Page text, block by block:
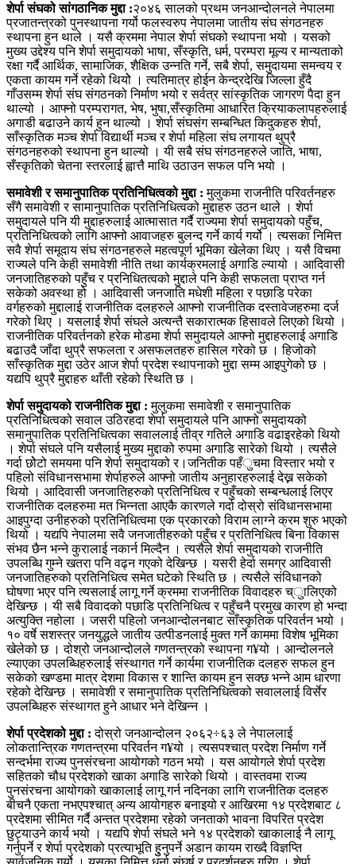
शेर्पा संघको सांगठानिक मुद्दा :२०४६ सालको प्रथम जनआन्दोलनले नेपालमा
प्रजातन्त्रको पुनस्थापना गर्यो फलस्वरुप नेपालमा जातीय संघ संगठनहरु
स्थापना हुन थाले । यसै क्रममा नेपाल शेर्पा संघको स्थापना भयो । यसको
मुख्य उद्देश्य पनि शेर्पा समुदायको भाषा, सँस्कृति, धर्म, परम्परा मूल्य र मान्यताको
रक्षा गर्दै आर्थिक, सामाजिक, शैक्षिक उन्नति गर्ने, सबै शेर्पा, समुदायमा समन्वय र
एकता कायम गर्ने रहेको थियोे । त्यतिमात्र होईन केन्द्रदेखि जिल्ला हुँदै
गाँउसम्म शेर्पा संघ संगठनको निर्माण भयो र सर्वत्र सांस्कृतिक जागरण पैदा हुन
थाल्यो । आफ्नो परम्परागत, भेष, भुषा,सँस्कृतिमा आधारित क्रियाकलापहरुलाई
अगाडी बढाउने कार्य हुन थाल्यो । शेर्पा संघसंग सम्बन्धित किदुकहरु शेर्पा,
साँस्कृतिक मञ्च शेर्पा विद्यार्थी मञ्च र शेर्पा महिला संघ लगायत थुप्रै
संगठनहरुको स्थापना हुन थाल्यो । यी सबै संघ संगठनहरुले जाति, भाषा,
सँस्कृतिको चेतना स्तरलाई ह्वात्तै माथि उठाउन सफल पनि भयो ।
समावेशी र समानुपातिक प्रतिनिधित्वको मुद्दा :मुलुकमा राजनीति परिवर्तनहरु
सँगै समावेशी र सामानुपातिक प्रतिनिधित्वको मुद्दाहरु उठन थाले । शेर्पा
समुदायले पनि यी मुद्दाहरुलाई आत्मासात गर्दै राज्यमा शेर्पा समुदायको पहुँच,
प्रतिनिधित्वको लागि आफ्नो आवाजहरु बुलन्द गर्ने कार्य गर्यो । त्यसका निमित्त
सवै शेर्पा समूदाय संघ संगठनहरुले महत्वपूर्ण भूमिका खेलेका थिए । यसै विचमा
राज्यले पनि केही समावेशी नीति तथा कार्यक्रमलाई अगाडि ल्यायो । आदिवासी
जनजातिहरुको पहुँच र प्रनिधितत्वको मुद्दाले पनि केही सफलता प्राप्त गर्न
सकेको अवस्था हो । आदिवासी जनजाति मधेशी महिला र पछाडि परेका
वर्गहरुको मुद्दालाई राजनीतिक दलहरुले आफ्नो राजनीतिक दस्तावेजहरुमा दर्ज
गरेको थिए । यसलाई शेर्पा संघले अत्यन्तै सकारात्मक हिसावले लिएको थियो ।
राजनीतिक परिवर्तनको हरेक मोडमा शेर्पा समुदायले आफ्नो मुद्दाहरुलाई अगाडि
बढाउदै जाँदा थुप्रै सफलता र असफलतहरु हासिल गरेको छ । हिजोको
साँस्कृतिक मुद्दा उठेर आज शेर्पा प्रदेश स्थापनाको मुद्दा सम्म आइपुगेको छ ।
यद्यपि थुप्रै मुद्दाहरु थाँती रहेको स्थिति छ ।
शेर्पा समुदायको राजनीतिक मुद्दा :मुलुकमा समावेशी र समानुपातिक
प्रतिनिधित्वको सवाल उठिरहदा शेर्पा समुदायले पनि आफ्नो समुदायको
समानुपातिक प्रतिनिधित्वका सवाललाई तीव्र गतिले अगाडि वढाइरहेको थियो
। शेर्पा संघले पनि यसैलाई मुख्य मुद्दाको रुपमा अगाडि सारेको थियो । त्यसैले
गर्दा छोेटो समयमा पनि शेर्पा समुदायको र।जनितीक पहँुचमा विस्तार भयो र
पहिलो संविधानसभामा शेर्पाहरुले आफ्नो जातीय अनुहारहरुलाई देख्न सकेको
थियो । आदिवासी जनजातिहरुको प्रतिनिधित्व र पहुँचको सम्बन्धलाई लिएर
राजनीतिक दलहरुमा मत भिन्नता आएकै कारणले गर्दा दोस्रो संविधानसभामा
आइपुग्दा उनीहरुको प्रतिनिधित्वमा एक प्रकारको विराम लाग्ने क्रम शुरु भएको
थियो । यद्यपि नेपालमा सवै जनजातीहरुको पहुँच र प्रतिनिधित्व बिना विकास
संभव छैन भन्ने कुरालाई नकार्न मिल्दैन । त्यसैले शेर्पा समुदायको राजनीति
उपलब्धि गुम्ने खतरा पनि वढ्न गएको देखिन्छ । यसरी हेर्दा समग्र आदिवासी
जनजातिहरुको प्रतिनिधित्व समेत घटेको स्थिति छ । त्यसैले संविधानको
घोषणा भएर पनि त्यसलाई लागू गर्ने क्रममा राजनीतिक विवादहरु च्ुालिएको
देखिन्छ । यी सबै विवादको पछाडि प्रतिनिधित्व र पहुँचनै प्रमुख कारण हो भन्दा
अत्युक्ति नहोला । जसरी पहिलो जनआन्दोलनबाट साँस्कृतिक परिवर्तन भयो ।
१० वर्षे सशस्त्र जनयुद्धले जातीय उत्पीडनलाई मुक्त गर्ने काममा विशेष भूमिका
खेलेको छ । दोश्रो जनआन्दोलले गणतन्त्रको स्थापना ग¥यो । आन्दोलनले
ल्याएका उपलब्धिहरुलाई संस्थागत गर्ने कार्यमा राजनीतिक दलहरु सफल हुन
सकेको खण्डमा मात्र देशमा विकास र शान्ति कायम हुन सक्छ भन्ने आम धारणा
रहेको देखिन्छ । समावेशी र समानुपातिक प्रतिनिधित्वको सवाललाई विर्सेर
उपलब्धिहरु संस्थागत हुने आधार भने देखिन्न ।
शेर्पा प्रदेशको मुद्दा :दोस्रो जनआन्दोलन २०६२÷६३ ले नेपाललाई
लोकतान्त्रिक गणतन्त्रमा परिवर्तन ग¥यो । त्यसपश्चात् परदेश निर्माण गर्ने
सन्दर्भमा राज्य पुनसंरचना आयोगको गठन भयो । यस आयोगले शेर्पा प्रदेश
सहितको चौध प्रदेशको खाका अगाडि सारेको थियो । वास्तवमा राज्य
पुनसंरचना आयोगको खाकालाई लागू गर्न नदिनका लागि राजनीतिक दलहरु
बीचनै एकता नभएपश्चात् अन्य आयोगहरु बनाइयो र आखिरमा १४ प्रदेशबाट ८
प्रदेशमा सीमित गर्दै अन्तत प्रदेशमा रहेको जनताको भावना विपरित प्रदेश
छुट्याउने कार्य भयो । यद्यपि शेर्पा संघले भने १४ प्रदेशको खाकालाई नै लागू
गर्नुपर्ने र शेर्पा प्रदेशको प्रत्याभूति हुुनुपर्ने अडान कायम राख्दै विज्ञप्ति